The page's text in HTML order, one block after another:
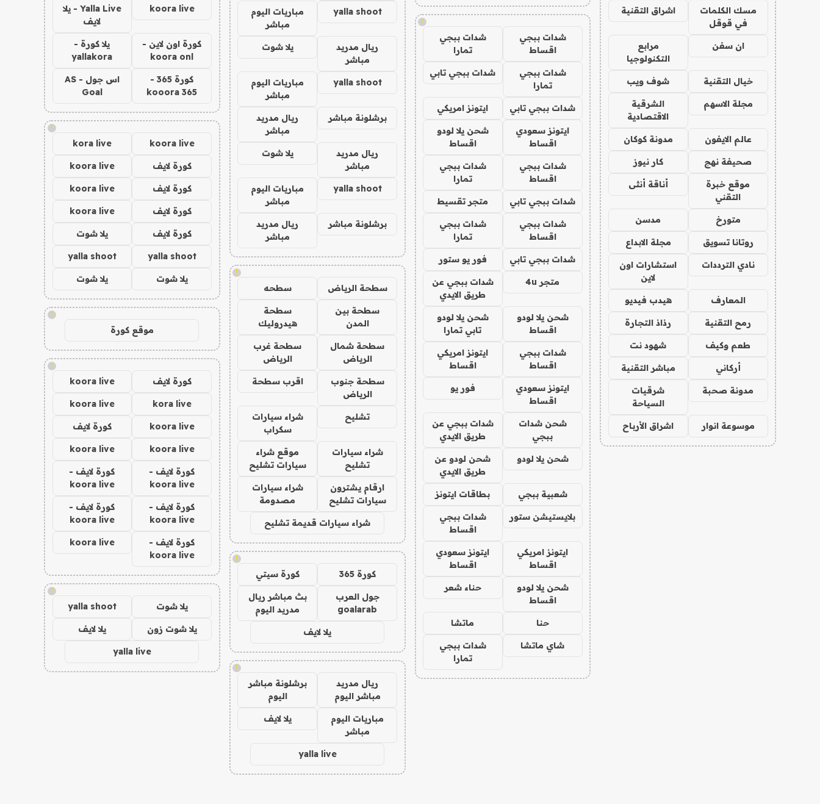
مسك الكلمات
في قوقل
اشراق التقنية
ان سفن
مرابع
التكنولوجيا
خيال التقنية شوف ويب
مجلة الاسهم
الشرقية
الاقتصادية
عالم الايفون مدونة كوكان
صحيفة نهج كار نيوز
موقع خبرة
التقني
أناقة أنثى
متورخ مدسن
روتانا تسويق مجلة الابداع
نادي الترددات
استشارات اون
لاين
المعارف هيدب فيديو
رمح التقنية رذاذ التجارة
طعم وكيف شهود نت
أركاني مباشر التقنية
مدونة صحبة
شرقيات
السياحة
موسوعة انوار اشراق الأرباح
!
شدات ببجي
اقساط
شدات ببجي
تمارا
شدات ببجي
تمارا
شدات ببجي تابي
شدات ببجي تابي ايتونز امريكي
ايتونز سعودي
اقساط
شحن يلا لودو
اقساط
شدات ببجي
اقساط
شدات ببجي
تمارا
شدات ببجي تابي متجر تقسيط
شدات ببجي
اقساط
شدات ببجي
تمارا
شدات ببجي تابي فور يو ستور
متجر 4u
شدات ببجي عن
طريق الايدي
شحن يلا لودو
اقساط
شحن يلا لودو
تابي تمارا
شدات ببجي
اقساط
ايتونز امريكي
اقساط
ايتونز سعودي
اقساط
فور يو
شحن شدات
ببجي
شدات ببجي عن
طريق الايدي
شحن يلا لودو
شحن لودو عن
طريق الايدي
شعبية ببجي بطاقات ايتونز
بلايستيشن ستور
شدات ببجي
اقساط
ايتونز امريكي
اقساط
ايتونز سعودي
اقساط
شحن يلا لودو
اقساط
حناء شعر
حنا ماتشا
شاي ماتشا
شدات ببجي
تمارا
yalla shoot
مباريات اليوم
مباشر
ريال مدريد
مباشر
يلا شوت
yalla shoot
مباريات اليوم
مباشر
برشلونة مباشر
ريال مدريد
مباشر
ريال مدريد
مباشر
يلا شوت
yalla shoot
مباريات اليوم
مباشر
برشلونة مباشر
ريال مدريد
مباشر
!
سطحة الرياض سطحه
سطحة بين
المدن
سطحة
هيدروليك
سطحة شمال
الرياض
سطحة غرب
الرياض
سطحة جنوب
الرياض
اقرب سطحة
تشليح
شراء سيارات
سكراب
شراء سيارات
تشليح
موقع شراء
سيارات تشليح
ارقام يشترون
سيارات تشليح
شراء سيارات
مصدومة
شراء سيارات قديمة تشليح
!
كورة 365 كورة سيتي
جول العرب
goalarab
بث مباشر ريال
مدريد اليوم
يلا لايف
!
ريال مدريد
مباشر اليوم
برشلونة مباشر
اليوم
مباريات اليوم
مباشر
يلا لايف
yalla live
koora live
Yalla Live - يلا
لايف
كورة اون لاين -
koora onl
يلا كورة -
yallakora
كورة 365 -
kooora 365
اس جول - AS
Goal
!
koora live
kora live
كورة لايف koora live
كورة لايف koora live
كورة لايف koora live
كورة لايف يلا شوت
yalla shoot
yalla shoot
يلا شوت يلا شوت
!
موقع كورة
!
كورة لايف koora live
kora live
koora live
koora live كورة لايف
koora live
koora live
كورة لايف -
koora live
كورة لايف -
koora live
كورة لايف -
koora live
كورة لايف -
koora live
كورة لايف -
koora live
koora live
!
يلا شوت yalla shoot
يلا شوت زون يلا لايف
yalla live